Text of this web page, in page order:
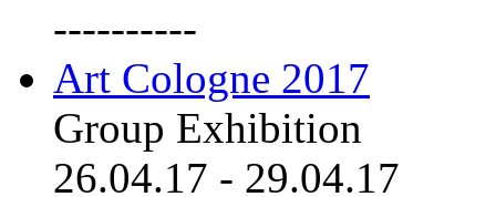
----------
Art Cologne 2017
Group Exhibition
26.04.17 - 29.04.17